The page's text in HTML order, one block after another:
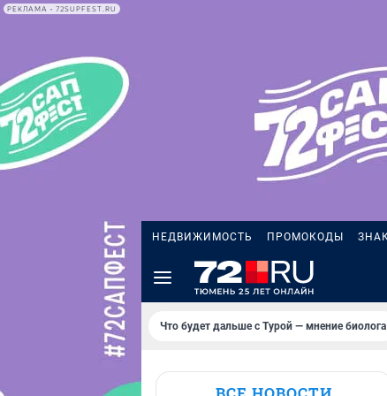
РЕКЛАМА • 72SUPFEST.RU
НЕДВИЖИМОСТЬ ПРОМОКОДЫ
Что будет дальше с Турой — мнение биолога